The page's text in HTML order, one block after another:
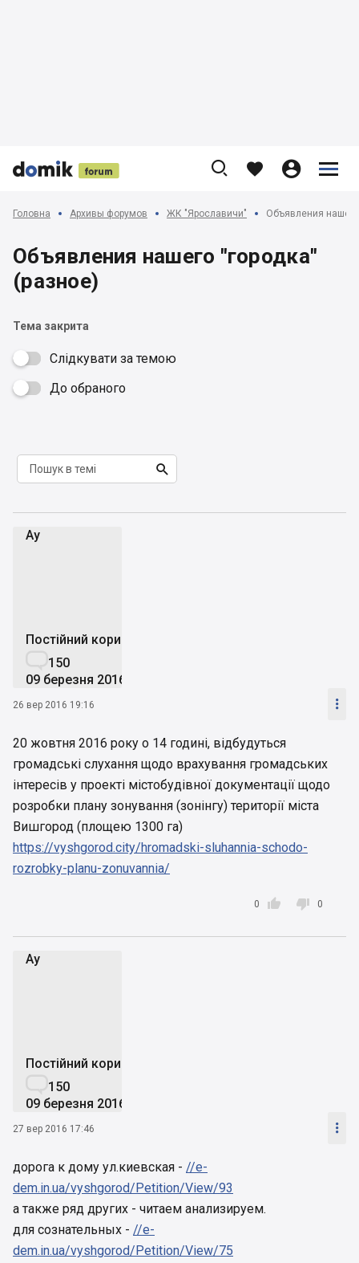


 
    


Головна Архивы форумов ЖК "Ярославичи" Объявления
Объявления нашего "городка"
(разное)
Тема закрита
Слідкувати за темою
 До обраного

Аy
Постійний користувач
150
09 березня 2016
26 вер 2016 19:16 
20 жовтня 2016 року о 14 годині, відбудуться
громадські слухання щодо врахування громадських
інтересів у проекті містобудівної документації щодо
розробки плану зонування (зонінгу) території міста
Вишгород (площею 1300 га)
https://vyshgorod.city/hromadski-sluhannia-schodo-
rozrobky-planu-zonuvannia/

0  0
Аy
Постійний користувач
150
09 березня 2016
27 вер 2016 17:46 
дорога к дому ул.киевская - //e-
dem.in.ua/vyshgorod/Petition/View/93
а также ряд других - читаем анализируем.
для сознательных - //e-
dem.in.ua/vyshgorod/Petition/View/75